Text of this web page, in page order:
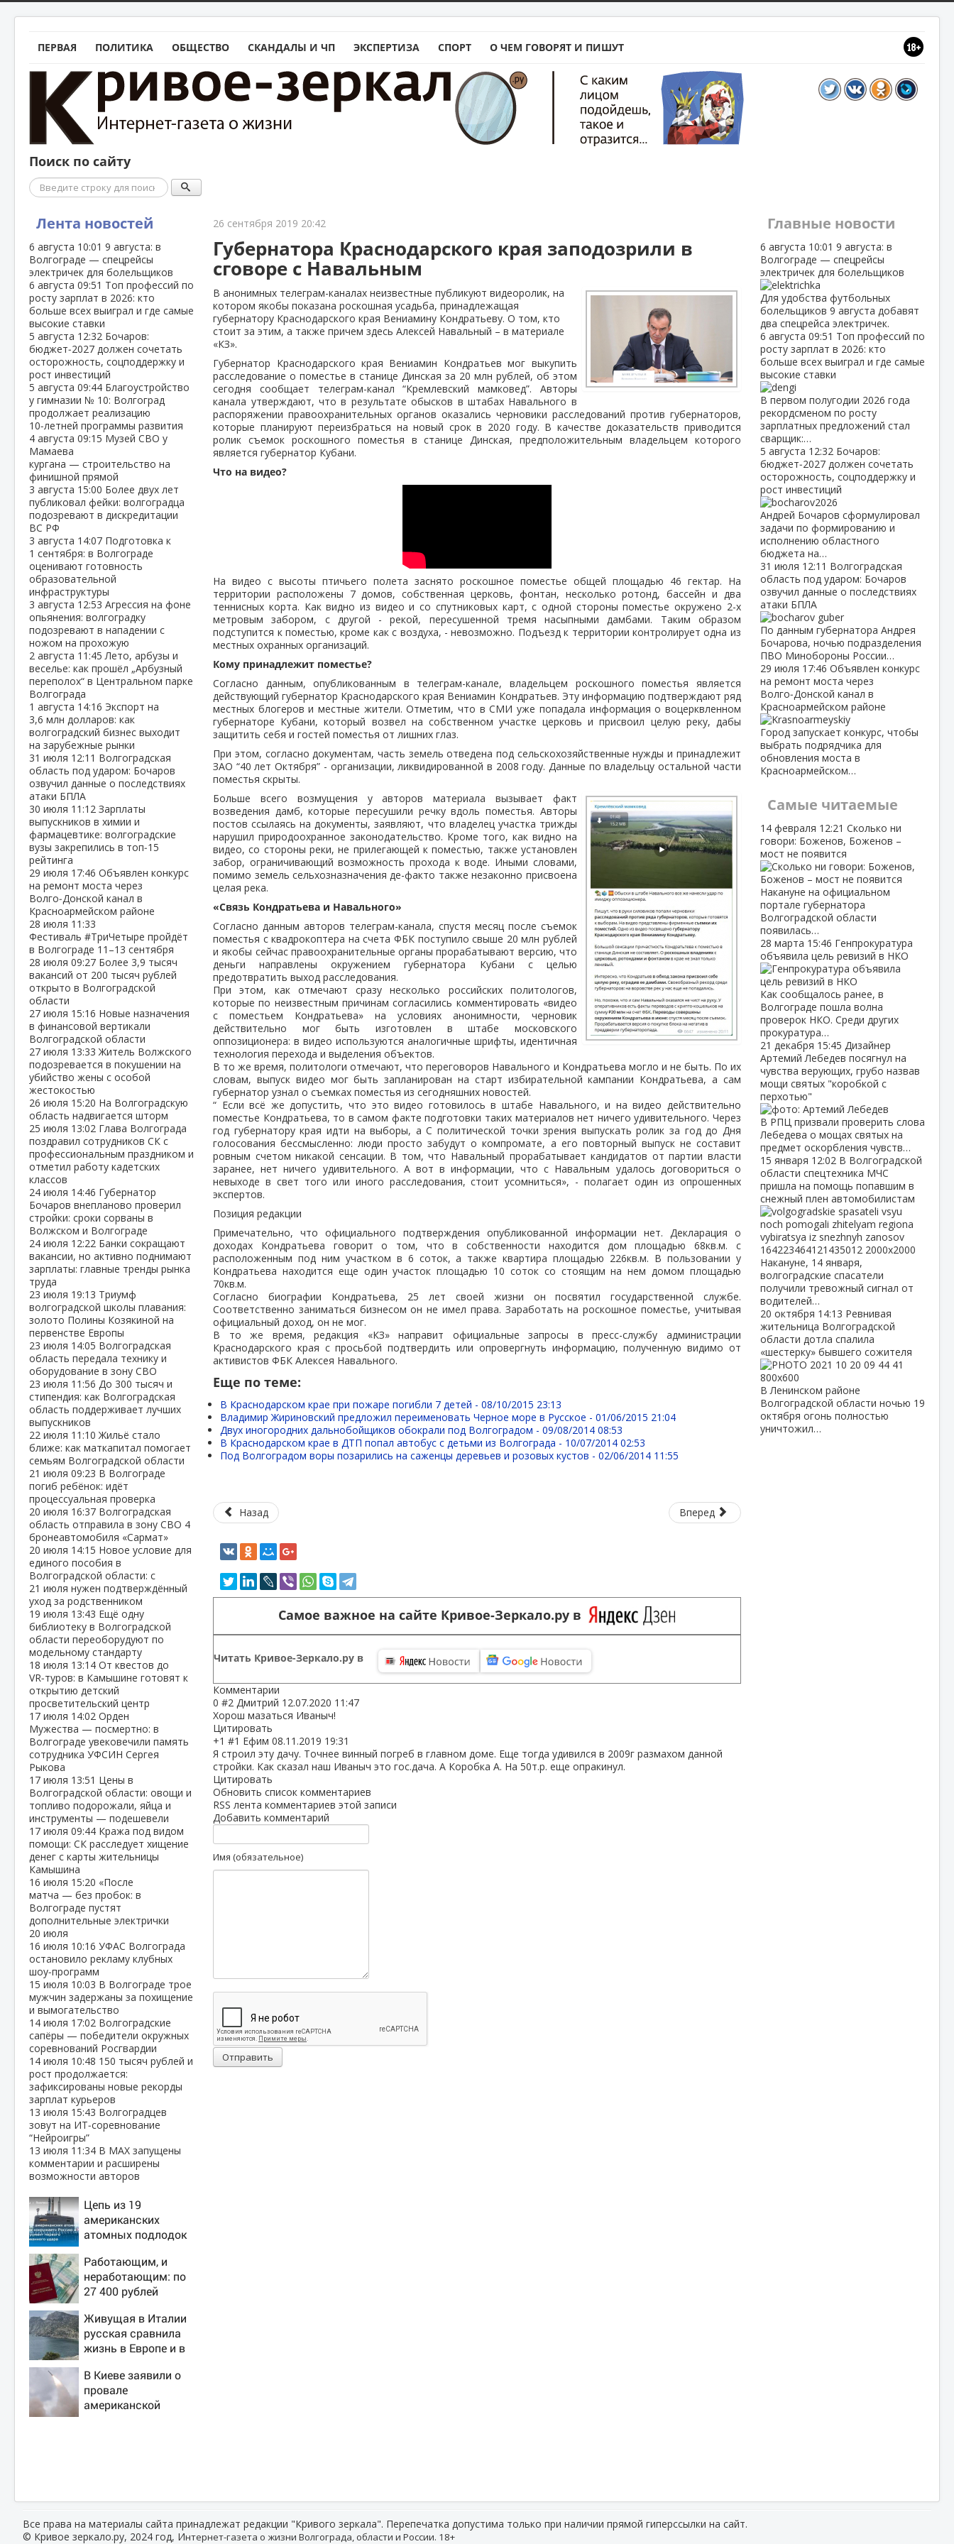
ПЕРВАЯ ПОЛИТИКА ОБЩЕСТВО СКАНДАЛЫ И ЧП ЭКСПЕРТИЗА СПОРТ О ЧЕМ ГОВОРЯТ И ПИШУТ
Поиск по сайту
Поиск
Лента новостей
6 августа 10:01 9 августа: в
Волгограде — спецрейсы
электричек для болельщиков
6 августа 09:51 Топ профессий по
росту зарплат в 2026: кто
больше всех выиграл и где самые
высокие ставки
5 августа 12:32 Бочаров:
бюджет‑2027 должен сочетать
осторожность, соцподдержку и
рост инвестиций
5 августа 09:44 Благоустройство
у гимназии № 10: Волгоград
продолжает реализацию
10‑летней программы развития
4 августа 09:15 Музей СВО у
Мамаева
кургана — строительство на
финишной прямой
3 августа 15:00 Более двух лет
публиковал фейки: волгоградца
подозревают в дискредитации
ВС РФ
3 августа 14:07 Подготовка к
1 сентября: в Волгограде
оценивают готовность
образовательной
инфраструктуры
3 августа 12:53 Агрессия на фоне
опьянения: волгоградку
подозревают в нападении с
ножом на прохожую
2 августа 11:45Лето, арбузы и
веселье: как прошёл „Арбузный
переполох“ в Центральном парке
Волгограда
1 августа 14:16 Экспорт на
3,6 млн долларов: как
волгоградский бизнес выходит
на зарубежные рынки
31 июля 12:11 Волгоградская
область под ударом: Бочаров
озвучил данные о последствиях
атаки БПЛА
30 июля 11:12 Зарплаты
выпускников в химии и
фармацевтике: волгоградские
вузы закрепились в топ‑15
рейтинга
29 июля 17:46 Объявлен конкурс
на ремонт моста через
Волго‑Донской канал в
Красноармейском районе
28 июля 11:33
Фестиваль #ТриЧетыре пройдёт
в Волгограде 11–13 сентября
28 июля 09:27 Более 3,9 тысяч
вакансий от 200 тысяч рублей
открыто в Волгоградской
области
27 июля 15:16 Новые назначения
в финансовой вертикали
Волгоградской области
27 июля 13:33Житель Волжского
подозревается в покушении на
убийство жены с особой
жестокостью
26 июля 15:20 На Волгоградскую
область надвигается шторм
25 июля 13:02 Глава Волгограда
поздравил сотрудников СК с
профессиональным праздником и
отметил работу кадетских
классов
24 июля 14:46 Губернатор
Бочаров внепланово проверил
стройки: сроки сорваны в
Волжском и Волгограде
24 июля 12:22 Банки сокращают
вакансии, но активно поднимают
зарплаты: главные тренды рынка
труда
23 июля 19:13 Триумф
волгоградской школы плавания:
золото Полины Козякиной на
первенстве Европы
23 июля 14:05 Волгоградская
область передала технику и
оборудование в зону СВО
23 июля 11:56 До 300 тысяч и
стипендия: как Волгоградская
область поддерживает лучших
выпускников
22 июля 11:10Жильё стало
ближе: как маткапитал помогает
семьям Волгоградской области
21 июля 09:23 В Волгограде
погиб ребёнок: идёт
процессуальная проверка
20 июля 16:37 Волгоградская
область отправила в зону СВО 4
бронеавтомобиля «Сармат»
20 июля 14:15 Новое условие для
единого пособия в
Волгоградской области: с
21 июля нужен подтверждённый
уход за родственником
19 июля 13:43 Ещё одну
библиотеку в Волгоградской
области переоборудуют по
модельному стандарту
18 июля 13:14 От квестов до
VR‑туров: в Камышине готовят к
открытию детский
просветительский центр
17 июля 14:02 Орден
Мужества — посмертно: в
Волгограде увековечили память
сотрудника УФСИН Сергея
Рыкова
17 июля 13:51 Цены в
Волгоградской области: овощи и
топливо подорожали, яйца и
инструменты — подешевели
17 июля 09:44 Кража под видом
помощи: СК расследует хищение
денег с карты жительницы
Камышина
16 июля 15:20 «После
матча — без пробок: в
Волгограде пустят
дополнительные электрички
20 июля
16 июля 10:16 УФАС Волгограда
остановило рекламу клубных
шоу‑программ
15 июля 10:03 В Волгограде трое
мужчин задержаны за похищение
и вымогательство
14 июля 17:02 Волгоградские
сапёры — победители окружных
соревнований Росгвардии
14 июля 10:48 150 тысяч рублей и
рост продолжается:
зафиксированы новые рекорды
зарплат курьеров
13 июля 15:43 Волгоградцев
зовут на ИТ‑соревнование
“Нейроигры”
13 июля 11:34 В МАХ запущены
комментарии и расширены
возможности авторов
Цепь из 19
американских
атомных подлодок
и Китай: это
инструмент первого
массированного
Работающим, и
неработающим: по
27 400 рублей
в сентябре -
PrimaMedia.ru
Живущая в Италии
русская сравнила
жизнь в Европе и в
В Киеве заявили о
провале
американской
26 сентября 2019 20:42
Губернатора Краснодарского края заподозрили в
сговоре с Навальным
В анонимных телеграм-каналах неизвестные публикуют видеоролик, на
котором якобы показана роскошная усадьба, принадлежащая
губернатору Краснодарского края Вениамину Кондратьеву. О том, кто
стоит за этим, а также причем здесь Алексей Навальный – в материале
«КЗ».
Губернатор Краснодарского края Вениамин Кондратьев мог выкупить
расследование о поместье в станице Динская за 20 млн рублей, об этом
сегодня сообщает телеграм-канал “Кремлевский мамковед”. Авторы
канала утверждают, что в результате обысков в штабах Навального в
распоряжении правоохранительных органов оказались черновики расследований против губернаторов,
которые планируют переизбраться на новый срок в 2020 году. В качестве доказательств приводится
ролик съемок роскошного поместья в станице Динская, предположительным владельцем которого
является губернатор Кубани.
Что на видео?
На видео с высоты птичьего полета заснято роскошное поместье общей площадью 46 гектар. На
территории расположены 7 домов, собственная церковь, фонтан, несколько ротонд, бассейн и два
теннисных корта. Как видно из видео и со спутниковых карт, с одной стороны поместье окружено 2-х
метровым забором, с другой - рекой, пересушенной тремя насыпными дамбами. Таким образом
подступится к поместью, кроме как с воздуха, - невозможно. Подъезд к территории контролирует одна из
местных охранных организаций.
Кому принадлежит поместье?
Согласно данным, опубликованным в телеграм-канале, владельцем роскошного поместья является
действующий губернатор Краснодарского края Вениамин Кондратьев. Эту информацию подтверждают ряд
местных блогеров и местные жители. Отметим, что в СМИ уже попадала информация о воцерквленном
губернаторе Кубани, который возвел на собственном участке церковь и присвоил целую реку, дабы
защитить себя и гостей поместья от лишних глаз.
При этом, согласно документам, часть земель отведена под сельскохозяйственные нужды и принадлежит
ЗАО “40 лет Октября” - организации, ликвидированной в 2008 году. Данные по владельцу остальной части
поместья скрыты.
Больше всего возмущения у авторов материала вызывает факт
возведения дамб, которые пересушили речку вдоль поместья. Авторы
постов ссылаясь на документы, заявляют, что владелец участка трижды
нарушил природоохранное законодательство. Кроме того, как видно на
видео, со стороны реки, не прилегающей к поместью, также установлен
забор, ограничивающий возможность прохода к воде. Иными словами,
помимо земель сельхозназначения де-факто также незаконно присвоена
целая река.
«Связь Кондратьева и Навального»
Согласно данным авторов телеграм-канала, спустя месяц после съемок
поместья с квадрокоптера на счета ФБК поступило свыше 20 млн рублей
и якобы сейчас правоохранительные органы прорабатывают версию, что
деньги направлены окружением губернатора Кубани с целью
предотвратить выход расследования.
При этом, как отмечают сразу несколько российских политологов,
которые по неизвестным причинам согласились комментировать «видео
с поместьем Кондратьева» на условиях анонимности, черновик
действительно мог быть изготовлен в штабе московского
оппозиционера: в видео используются аналогичные шрифты, идентичная
технология перехода и выделения объектов.
В то же время, политологи отмечают, что переговоров Навального и Кондратьева могло и не быть. По их
словам, выпуск видео мог быть запланирован на старт избирательной кампании Кондратьева, а сам
губернатор узнал о съемках поместья из сегодняшних новостей.
“ Если всё же допустить, что это видео готовилось в штабе Навального, и на видео действительно
поместье Кондратьева, то в самом факте подготовки таких материалов нет ничего удивительного. Через
год губернатору края идти на выборы, а С политической точки зрения выпускать ролик за год до Дня
голосования бессмысленно: люди просто забудут о компромате, а его повторный выпуск не составит
ровным счетом никакой сенсации. В том, что Навальный прорабатывает кандидатов от партии власти
заранее, нет ничего удивительного. А вот в информации, что с Навальным удалось договориться о
невыходе в свет того или иного расследования, стоит усомниться», - полагает один из опрошенных
экспертов.
Позиция редакции
Примечательно, что официального подтверждения опубликованной информации нет. Декларация о
доходах Кондратьева говорит о том, что в собственности находится дом площадью 68кв.м. с
расположенным под ним участком в 6 соток, а также квартира площадью 226кв.м. В пользовании у
Кондратьева находится еще один участок площадью 10 соток со стоящим на нем домом площадью
70кв.м.
Согласно биографии Кондратьева, 25 лет своей жизни он посвятил государственной службе.
Соответственно заниматься бизнесом он не имел права. Заработать на роскошное поместье, учитывая
официальный доход, он не мог.
В то же время, редакция «КЗ» направит официальные запросы в пресс-службу администрации
Краснодарского края с просьбой подтвердить или опровергнуть информацию, полученную видимо от
активистов ФБК Алексея Навального.
Еще по теме:
В Краснодарском крае при пожаре погибли 7 детей -08/10/2015 23:13
Владимир Жириновский предложил переименовать Черное море в Русское -01/06/2015 21:04
Двух иногородних дальнобойщиков обокрали под Волгоградом -09/08/2014 08:53
В Краснодарском крае в ДТП попал автобус с детьми из Волгограда - 10/07/2014 02:53
Под Волгоградом воры позарились на саженцы деревьев и розовых кустов -02/06/2014 11:55
Назад Вперед
Самое важное на сайте Кривое-Зеркало.ру в
Читать Кривое-Зеркало.ру в
Комментарии
0 #2 Дмитрий 12.07.2020 11:47
Хорош мазаться Иваныч!
Цитировать
+1 #1 Ефим 08.11.2019 19:31
Я строил эту дачу. Точнее винный погреб в главном доме. Еще тогда удивился в 2009г размахом данной
стройки. Как сказал наш Иваныч это гос.дача. А Коробка А. На 50т.р. еще опракинул.
Цитировать
Обновить список комментариев
RSS лента комментариев этой записи
Добавить комментарий
Имя (обязательное)
Отправить
Главные новости
6 августа 10:01 9 августа: в
Волгограде — спецрейсы
электричек для болельщиков
Для удобства футбольных
болельщиков 9 августа добавят
два спецрейса электричек.
6 августа 09:51 Топ профессий по
росту зарплат в 2026: кто
больше всех выиграл и где самые
высокие ставки
В первом полугодии 2026 года
рекордсменом по росту
зарплатных предложений стал
сварщик:…
5 августа 12:32 Бочаров:
бюджет‑2027 должен сочетать
осторожность, соцподдержку и
рост инвестиций
Андрей Бочаров сформулировал
задачи по формированию и
исполнению областного
бюджета на…
31 июля 12:11 Волгоградская
область под ударом: Бочаров
озвучил данные о последствиях
атаки БПЛА
По данным губернатора Андрея
Бочарова, ночью подразделения
ПВО Минобороны России…
29 июля 17:46 Объявлен конкурс
на ремонт моста через
Волго‑Донской канал в
Красноармейском районе
Город запускает конкурс, чтобы
выбрать подрядчика для
обновления моста в
Красноармейском…
Самые читаемые
14 февраля 12:21 Сколько ни
говори: Боженов, Боженов –
мост не появится
Накануне на официальном
портале губернатора
Волгоградской области
появилась…
28 марта 15:46 Генпрокуратура
объявила цель ревизий в НКО
Как сообщалось ранее, в
Волгограде пошла волна
проверок НКО. Среди других
прокуратура…
21 декабря 15:45 Дизайнер
Артемий Лебедев посягнул на
чувства верующих, грубо назвав
мощи святых "коробкой с
перхотью"
В РПЦ призвали проверить слова
Лебедева о мощах святых на
предмет оскорбления чувств…
15 января 12:02 В Волгоградской
области спецтехника МЧС
пришла на помощь попавшим в
снежный плен автомобилистам
Накануне, 14 января,
волгоградские спасатели
получили тревожный сигнал от
водителей…
20 октября 14:13 Ревнивая
жительница Волгоградской
области дотла спалила
«шестерку» бывшего сожителя
В Ленинском районе
Волгоградской области ночью 19
октября огонь полностью
уничтожил…
Все права на материалы сайта принадлежат редакции "Кривого зеркала". Перепечатка допустима только при наличии прямой гиперссылки на сайт.
© Кривое зеркало.ру, 2024 год, Интернет-газета о жизни Волгограда, области и России. 18+